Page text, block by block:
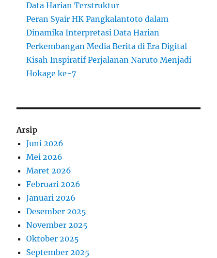
Data Harian Terstruktur
Peran Syair HK Pangkalantoto dalam
Dinamika Interpretasi Data Harian
Perkembangan Media Berita di Era Digital
Kisah Inspiratif Perjalanan Naruto Menjadi
Hokage ke-7
Arsip
Juni 2026
Mei 2026
Maret 2026
Februari 2026
Januari 2026
Desember 2025
November 2025
Oktober 2025
September 2025